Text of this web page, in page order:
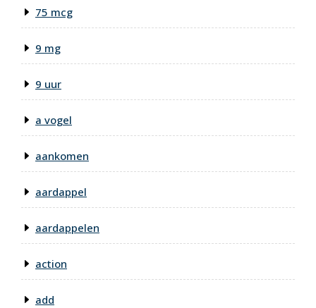
75 mcg
9 mg
9 uur
a vogel
aankomen
aardappel
aardappelen
action
add